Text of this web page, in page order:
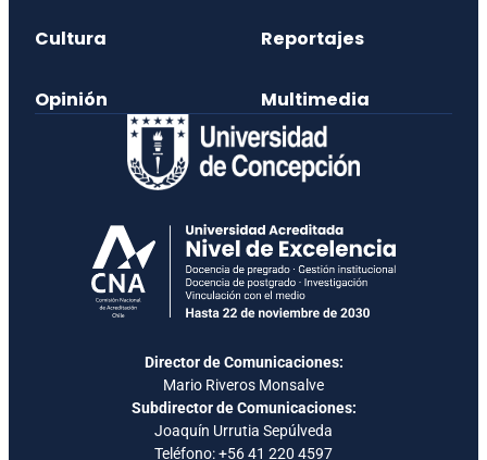
Cultura Reportajes
Opinión Multimedia
Director de Comunicaciones:
Mario Riveros Monsalve
Subdirector de Comunicaciones:
Joaquín Urrutia Sepúlveda
Teléfono:+56 41 220 4597